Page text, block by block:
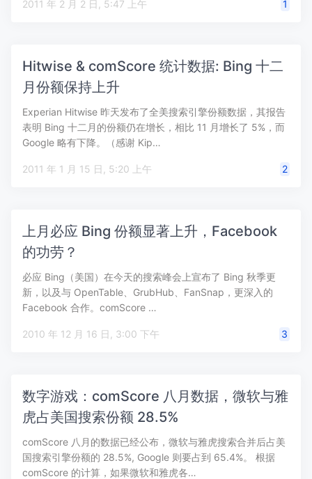
2011 年 2 月 2 日, 5:47 上午 1
Hitwise & comScore 统计数据: Bing 十二
月份额保持上升
Experian Hitwise 昨天发布了全美搜索引擎份额数据，其报告
表明 Bing 十二月的份额仍在增长，相比 11 月增长了 5%，而
Google 略有下降。（感谢 Kip…
2011 年 1 月 15 日, 5:20 上午 2
上月必应 Bing 份额显著上升，Facebook
的功劳？
必应 Bing（美国）在今天的搜索峰会上宣布了 Bing 秋季更
新，以及与 OpenTable、GrubHub、FanSnap，更深入的
Facebook 合作。comScore …
2010 年 12 月 16 日, 3:00 下午 3
数字游戏：comScore 八月数据，微软与雅
虎占美国搜索份额 28.5%
comScore 八月的数据已经公布，微软与雅虎搜索合并后占美
国搜索引擎份额的 28.5%, Google 则要占到 65.4%。 根据
comScore 的计算，如果微软和雅虎各…